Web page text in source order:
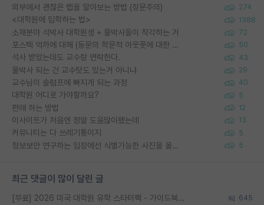
외부에서 괜찮은 랩을 알아보는 방법 (장문주의) 274
<대학원에 입학하는 법> 1388
소재분야 석박사 대학원생 + 물박사들이 착각하는 거 72
포스텍 억까에 대해 (동문의 학문적 아웃풋에 대한 반박) 50
석사 받았는데도 교수랑 연락한다. 43
물박사 되는 건 교수탓도 있는거 아니냐 29
교수님이 슬럼프에 빠지게 되는 과정 40
대학원 어디로 가야할까요? 5
편애 하는 방법 12
이사이트가 처음엔 정말 도움많이됐는데 13
커뮤니티는 다 쓰레기통이지 5
정보보안 연구하는 입장에선 식별가능한 사진을 올리는건 비추이긴함 5
최근 댓글이 많이 달린 글
[무료] 2026 미국 대학원 유학 스타터팩 - 가이드북 & 합격자 컨택메일 템플릿 645